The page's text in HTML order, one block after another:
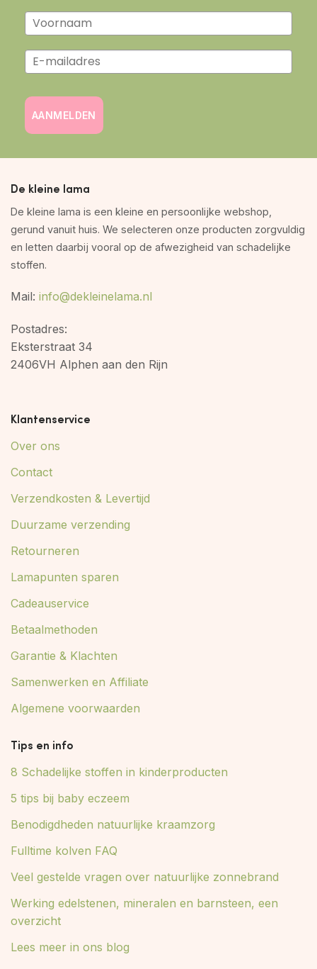
AANMELDEN
De kleine lama
De kleine lama is een kleine en persoonlijke webshop,
gerund vanuit huis. We selecteren onze producten zorgvuldig
en letten daarbij vooral op de afwezigheid van schadelijke
stoffen.
Mail: info@dekleinelama.nl
Postadres:
Eksterstraat 34
2406VH Alphen aan den Rijn
Klantenservice
Over ons
Contact
Verzendkosten & Levertijd
Duurzame verzending
Retourneren
Lamapunten sparen
Cadeauservice
Betaalmethoden
Garantie & Klachten
Samenwerken en Affiliate
Algemene voorwaarden
Tips en info
8 Schadelijke stoffen in kinderproducten
5 tips bij baby eczeem
Benodigdheden natuurlijke kraamzorg
Fulltime kolven FAQ
Veel gestelde vragen over natuurlijke zonnebrand
Werking edelstenen, mineralen en barnsteen, een
overzicht
Lees meer in ons blog